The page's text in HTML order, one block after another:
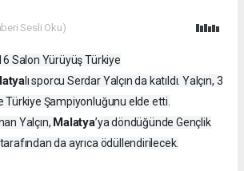
Sesli Oku)
Salon Yürüyüş Türkiye
lı sporcu Serdar Yalçın da katıldı. Yalçın, 3
Türkiye Şampiyonluğunu elde etti.
Yalçın, Malatya’ya döndüğünde Gençlik
da ayrıca ödüllendirilecek.